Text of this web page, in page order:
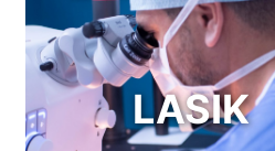
LASIK
Technique de correction
de référence. Elle utilise
excimer et